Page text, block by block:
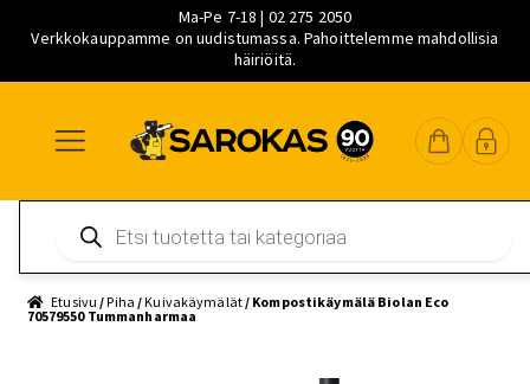
Ma-Pe 7-18 | 02 275 2050
Verkkokauppamme on uudistumassa. Pahoittelemme mahdollisia
häiriöitä.
navigointiin
sisältöön
pääsisältöön
search
Etusivu /Piha /Kuivakäymälät/ Kompostikäymälä Biolan Eco
70579550 Tummanharmaa